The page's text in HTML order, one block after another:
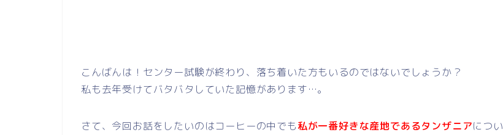
こんばんは！センター試験が終わり、落ち着いた方もいるのではないでしょうか？
私も去年受けてバタバタしていた記憶があります…。
さて、今回お話をしたいのはコーヒーの中でも私が一番好きな産地であるタンザニアについ